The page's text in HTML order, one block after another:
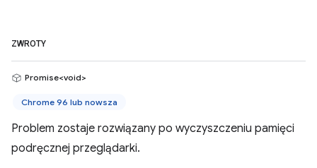
ZWROTY
Promise<void>
Chrome 96 lub nowsza
Problem zostaje rozwiązany po wyczyszczeniu pamięci
podręcznej przeglądarki.